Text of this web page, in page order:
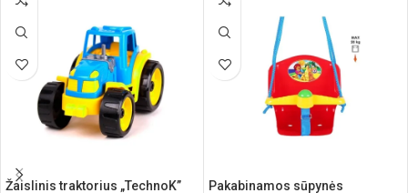
Žaislinis traktorius „TechnoK”
Pakabinamos sūpynės